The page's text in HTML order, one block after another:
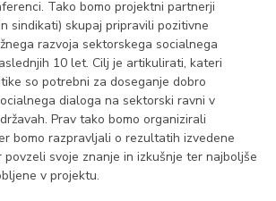
Tako bomo projektni partnerji
sindikati) skupaj pripravili pozitivne
razvoja sektorskega socialnega
10 let. Cilj je artikulirati, kateri
so potrebni za doseganje dobro
dialoga na sektorski ravni v
Prav tako bomo organizirali
bomo razpravljali o rezultatih izvedene
povzeli svoje znanje in izkušnje ter najboljše
v projektu.